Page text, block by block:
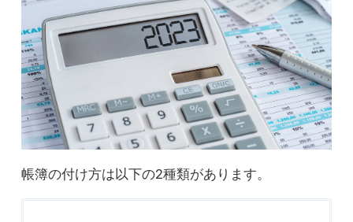
帳簿の付け方は以下の2種類があります。